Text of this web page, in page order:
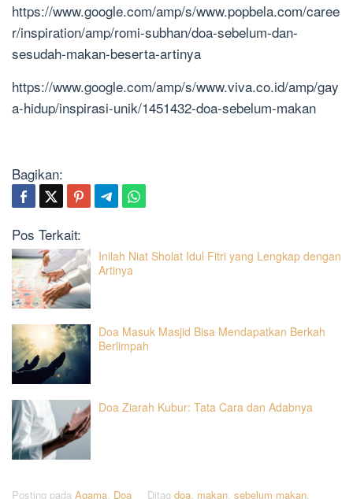
https://www.google.com/amp/s/www.popbela.com/caree
r/inspiration/amp/romi-subhan/doa-sebelum-dan-
sesudah-makan-beserta-artinya
https://www.google.com/amp/s/www.viva.co.id/amp/gay
a-hidup/inspirasi-unik/1451432-doa-sebelum-makan
Bagikan:
Pos Terkait:
Inilah Niat Sholat Idul Fitri yang Lengkap dengan
Artinya
Doa Masuk Masjid Bisa Mendapatkan Berkah
Berlimpah
Doa Ziarah Kubur: Tata Cara dan Adabnya
Posting pada Agama, Doa Ditag doa, makan, sebelum makan,